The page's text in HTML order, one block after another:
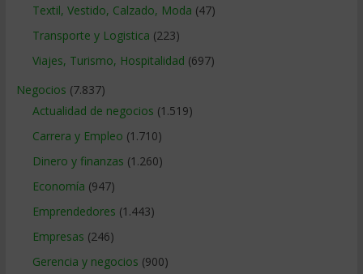
Textil, Vestido, Calzado, Moda (47)
Transporte y Logistica (223)
Viajes, Turismo, Hospitalidad (697)
Negocios (7.837)
Actualidad de negocios (1.519)
Carrera y Empleo (1.710)
Dinero y finanzas (1.260)
Economía (947)
Emprendedores (1.443)
Empresas (246)
Gerencia y negocios (900)